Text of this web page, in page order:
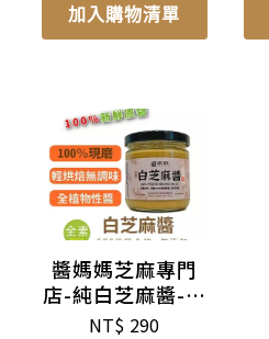
加入購物清單
醬媽媽芝麻專門
店-純白芝麻醬-無
糖
NT$ 290